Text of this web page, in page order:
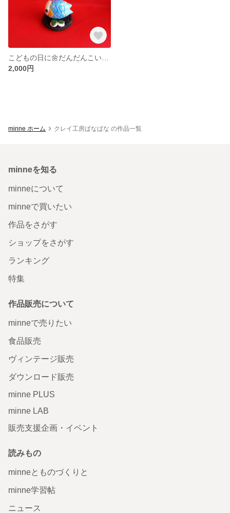
2,000円
minne ホーム クレイ工房ぱなぱな の作品一覧
minneを知る
minneについて
minneで買いたい
作品をさがす
ショップをさがす
ランキング
特集
作品販売について
minneで売りたい
食品販売
ヴィンテージ販売
ダウンロード販売
minne PLUS
minne LAB
販売支援企画・イベント
読みもの
minneとものづくりと
minne学習帖
ニュース